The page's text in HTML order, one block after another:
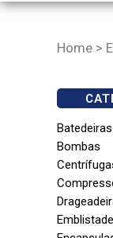
Home >
Batedeiras
Bombas